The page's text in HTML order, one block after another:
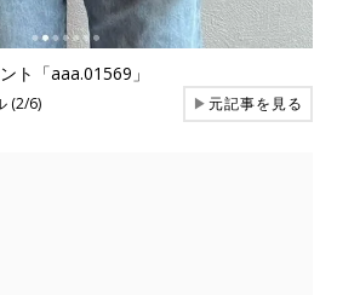
ト「aaa.01569」
(2/6) ▶元記事を見る